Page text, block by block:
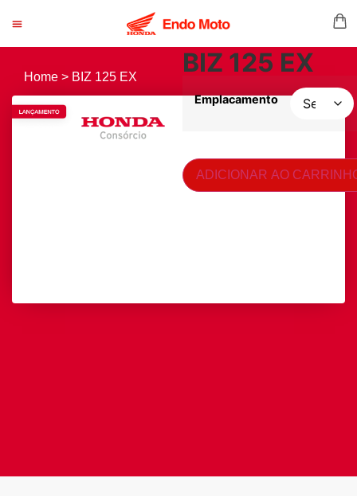
Home > BIZ 125 EX BIZ 125 EX
Emplacamento
ADICIONAR AO